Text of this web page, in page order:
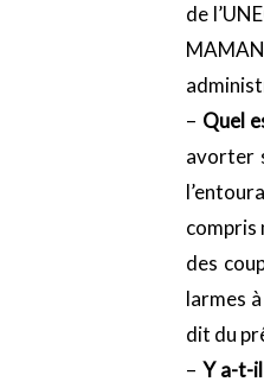
de
– Quel
avorter
compris
des
larmes
dit du
– Y a-t-